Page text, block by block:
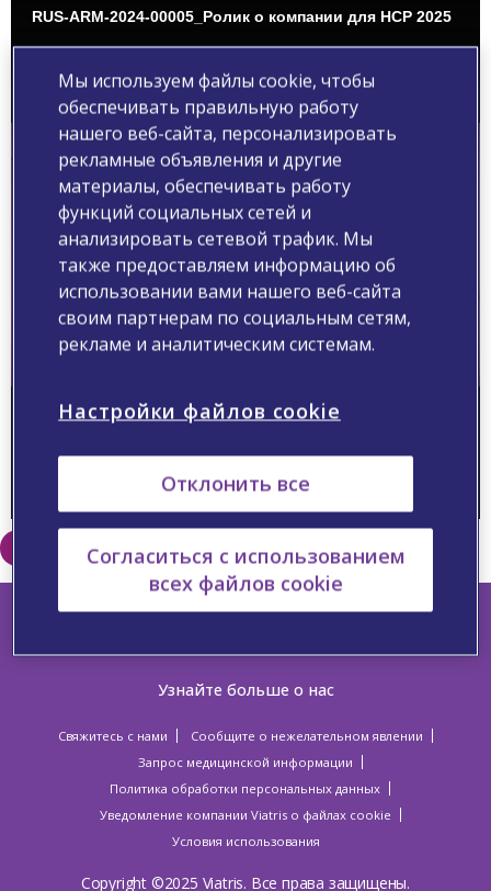
RUS-ARM-2024-00005_Ролик о компании для HCP 2025
Play
Video
Подробнее о компании Viatris
Узнайте больше о нас
Свяжитесь с нами
Сообщите о нежелательном явлении
Запрос медицинской информации
Политика обработки персональных данных
Уведомление компании Viatris о файлах cookie
Условия использования
Copyright ©2025 Viatris. Все права защищены.
Мы используем файлы cookie, чтобы
обеспечивать правильную работу
нашего веб-сайта, персонализировать
рекламные объявления и другие
материалы, обеспечивать работу
функций социальных сетей и
анализировать сетевой трафик. Мы
также предоставляем информацию об
использовании вами нашего веб-сайта
своим партнерам по социальным сетям,
рекламе и аналитическим системам.
Настройки файлов cookie
Отклонить все
Согласиться с использованием
всех файлов cookie